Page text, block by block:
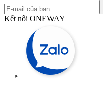
Kết nối ONEWAY